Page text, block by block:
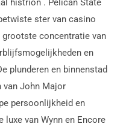
histrion . Pelican State
ster van casino
concentratie van
en
plunderen en binnenstad
van John Major
persoonlijkheid en
luxe van Wynn en Encore